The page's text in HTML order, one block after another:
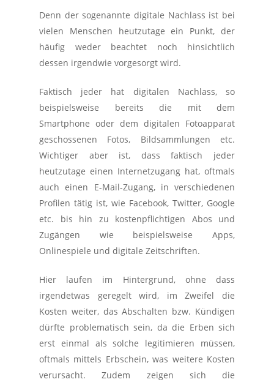
Denn der sogenannte digitale Nachlass ist bei
vielen Menschen heutzutage ein Punkt, der
häufig weder beachtet noch hinsichtlich
dessen irgendwie vorgesorgt wird.
Faktisch jeder hat digitalen Nachlass, so
beispielsweise bereits die mit dem
Smartphone oder dem digitalen Fotoapparat
geschossenen Fotos, Bildsammlungen etc.
Wichtiger aber ist, dass faktisch jeder
heutzutage einen Internetzugang hat, oftmals
auch einen E-Mail-Zugang, in verschiedenen
Profilen tätig ist, wie Facebook, Twitter, Google
etc. bis hin zu kostenpflichtigen Abos und
Zugängen wie beispielsweise Apps,
Onlinespiele und digitale Zeitschriften.
Hier laufen im Hintergrund, ohne dass
irgendetwas geregelt wird, im Zweifel die
Kosten weiter, das Abschalten bzw. Kündigen
dürfte problematisch sein, da die Erben sich
erst einmal als solche legitimieren müssen,
oftmals mittels Erbschein, was weitere Kosten
verursacht. Zudem zeigen sich die